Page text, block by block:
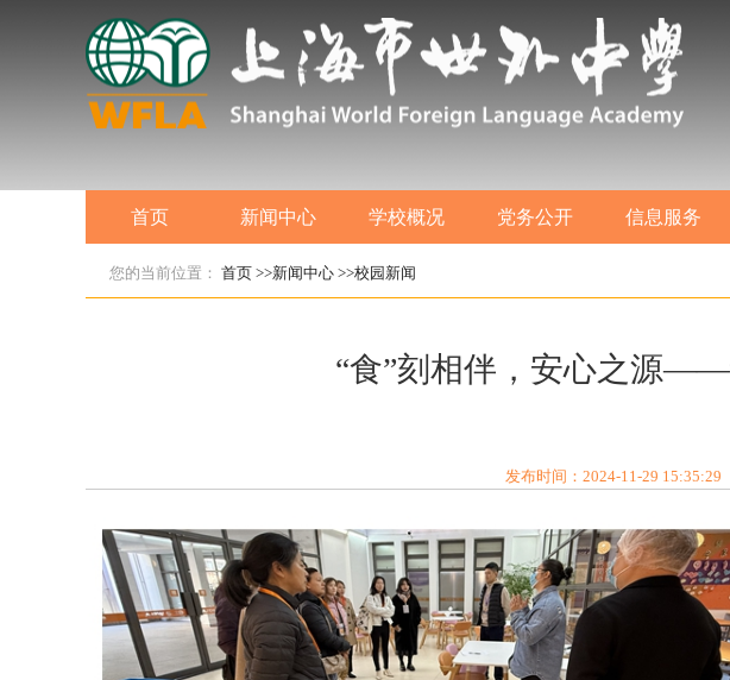
首页 新闻中心 学校概况 党务公开 信息服务
您的当前位置： 首页 >>新闻中心 >>校园新闻
“食”刻相伴，安心之源
发布时间：2024-11-29